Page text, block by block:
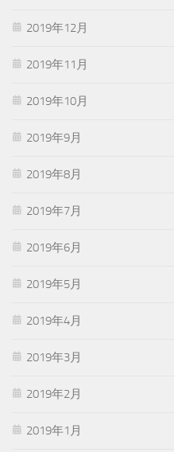
2019年12月
2019年11月
2019年10月
2019年9月
2019年8月
2019年7月
2019年6月
2019年5月
2019年4月
2019年3月
2019年2月
2019年1月